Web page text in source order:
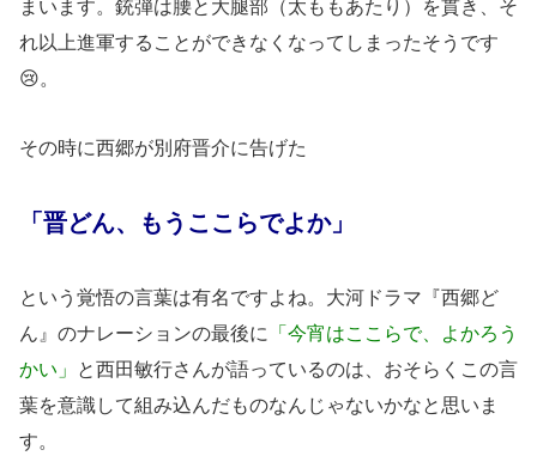
まいます。銃弾は腰と大腿部（太ももあたり）を貫き、そ
れ以上進軍することができなくなってしまったそうです
😢。
その時に西郷が別府晋介に告げた
「晋どん、もうここらでよか」
という覚悟の言葉は有名ですよね。大河ドラマ『西郷ど
ん』のナレーションの最後に
「今宵はここらで、よかろう
かい」
と西田敏行さんが語っているのは、おそらくこの言
葉を意識して組み込んだものなんじゃないかなと思いま
す。